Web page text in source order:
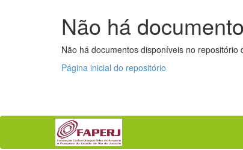
Não há
Não há documentos disponíveis no repositório
Página inicial do repositório